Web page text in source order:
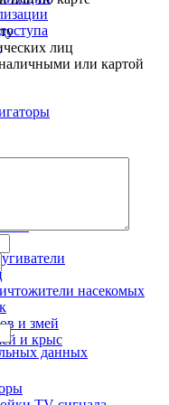
насекомых
и змей
и крыс
лиц
или картой
данных